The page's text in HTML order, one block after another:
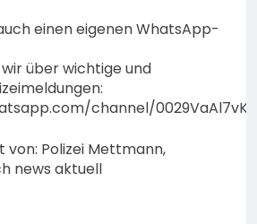
einen eigenen WhatsApp-
über wichtige und
channel/
Polizei Mettmann,
news aktuell